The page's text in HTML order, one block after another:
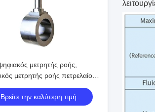
μετρητής ροής,
μετρητής ροής πετρελαίου
ΕΛΑΦΙΏΝ WNK
Βρείτε την καλύτερη τιμή